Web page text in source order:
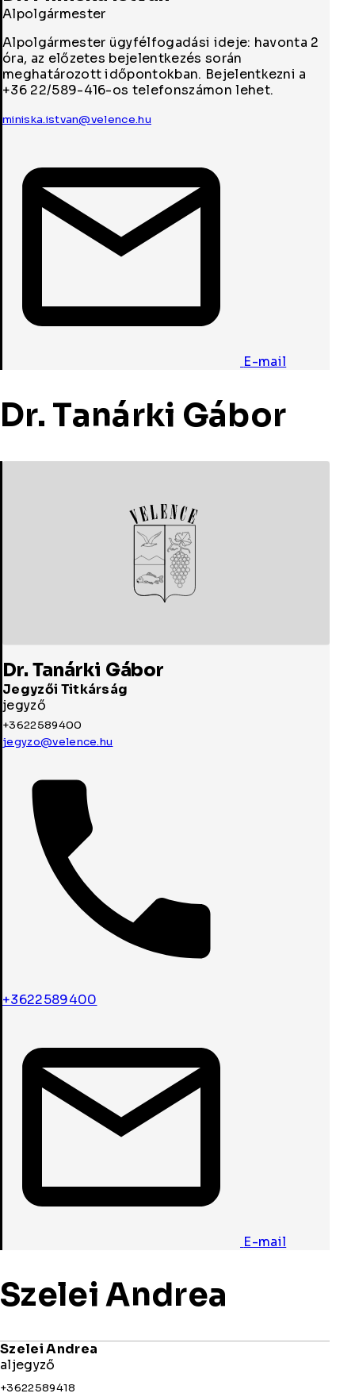
Alpolgármester
Alpolgármester ügyfélfogadási ideje: havonta 2
óra, az előzetes bejelentkezés során
meghatározott időpontokban. Bejelentkezni a
+36 22/589-416-os telefonszámon lehet.
miniska.istvan@velence.hu
E-mail
Dr. Tanárki Gábor
Dr. Tanárki Gábor
Jegyzői Titkárság
jegyző
+3622589400
jegyzo@velence.hu
+3622589400
E-mail
Szelei Andrea
Szelei Andrea
aljegyző
+3622589418